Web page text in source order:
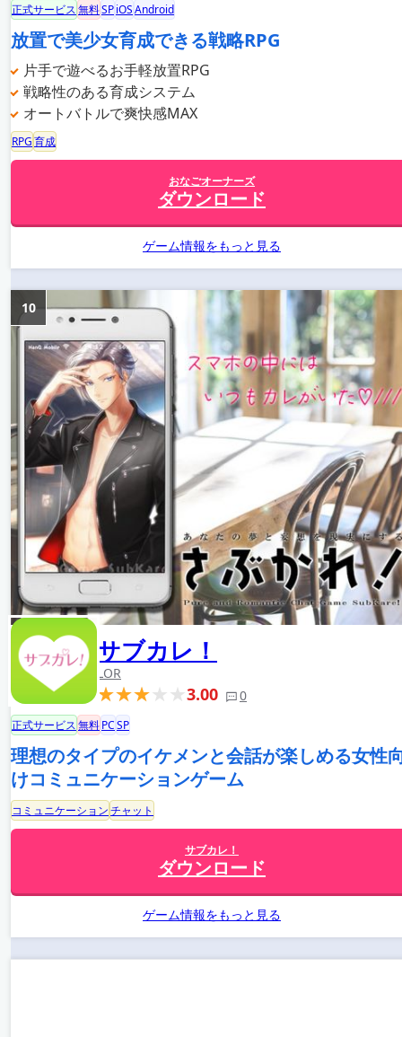
正式サービス無料SPiOSAndroid
放置で美少女育成できる戦略RPG
片手で遊べるお手軽放置RPG
戦略性のある育成システム
オートバトルで爽快感MAX
RPG育成
おなごオーナーズ
ダウンロード
ゲーム情報をもっと見る
サブカレ！
LOR
3.00 0
10
正式サービス無料PCSP
理想のタイプのイケメンと会話が楽しめる女性
けコミュニケーションゲーム
コミュニケーションチャット
サブカレ！
ダウンロード
ゲーム情報をもっと見る